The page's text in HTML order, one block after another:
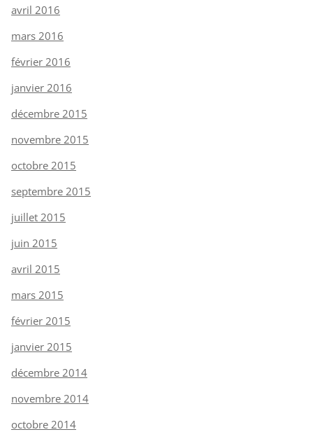
avril 2016
mars 2016
février 2016
janvier 2016
décembre 2015
novembre 2015
octobre 2015
septembre 2015
juillet 2015
juin 2015
avril 2015
mars 2015
février 2015
janvier 2015
décembre 2014
novembre 2014
octobre 2014